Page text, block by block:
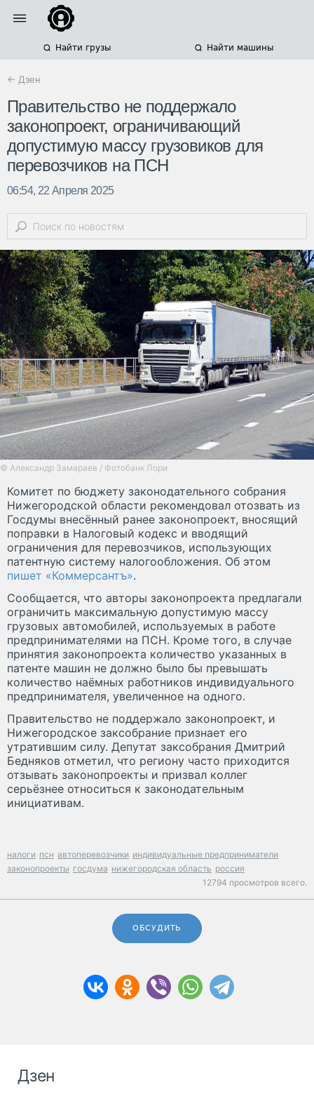
Найти грузы Найти машины
← Дзен
Правительство не поддержало
законопроект, ограничивающий
допустимую массу грузовиков для
перевозчиков на ПСН
06:54, 22 Апреля 2025
© Александр Замараев / Фотобанк Лори
Комитет по бюджету законодательного собрания
Нижегородской области рекомендовал отозвать из
Госдумы внесённый ранее законопроект, вносящий
поправки в Налоговый кодекс и вводящий
ограничения для перевозчиков, использующих
патентную систему налогообложения. Об этом
пишет «Коммерсантъ».
Сообщается, что авторы законопроекта предлагали
ограничить максимальную допустимую массу
грузовых автомобилей, используемых в работе
предпринимателями на ПСН. Кроме того, в случае
принятия законопроекта количество указанных в
патенте машин не должно было бы превышать
количество наёмных работников индивидуального
предпринимателя, увеличенное на одного.
Правительство не поддержало законопроект, и
Нижегородское заксобрание признает его
утратившим силу. Депутат заксобрания Дмитрий
Бедняков отметил, что региону часто приходится
отзывать законопроекты и призвал коллег
серьёзнее относиться к законодательным
инициативам.
налоги псн автоперевозчики индивидуальные предприниматели
законопроекты госдума нижегородская область россия
12794 просмотров всего.
ОБСУДИТЬ
Дзен